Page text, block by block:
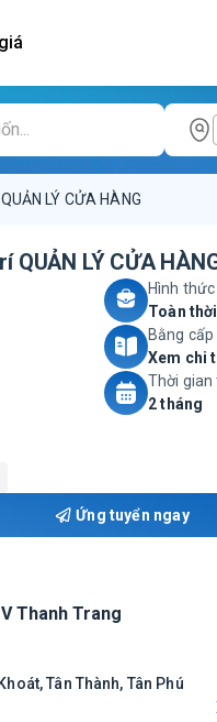
QUẢN LÝ CỬA HÀNG
QUẢN LÝ CỬA
Hình
Toàn
Bằng cấp
Xem chi
Thời gian
2 tháng
Ứng tuyển ngay
Thanh Trang
Tân Thành, Tân Phú